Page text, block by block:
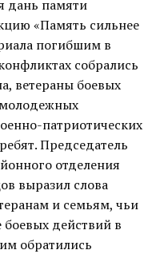
дань памяти
«Память сильнее
погибшим в
собрались
ветераны боевых
патриотических
Председатель
отделения
выразил слова
и семьям, чьи
действий в
обратились